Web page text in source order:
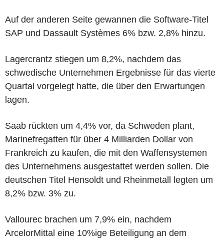
Auf der anderen Seite gewannen die Software-Titel
SAP und Dassault Systèmes 6% bzw. 2,8% hinzu.
Lagercrantz stiegen um 8,2%, nachdem das
schwedische Unternehmen Ergebnisse für das vierte
Quartal vorgelegt hatte, die über den Erwartungen
lagen.
Saab rückten um 4,4% vor, da Schweden plant,
Marinefregatten für über 4 Milliarden Dollar von
Frankreich zu kaufen, die mit den Waffensystemen
des Unternehmens ausgestattet werden sollen. Die
deutschen Titel Hensoldt und Rheinmetall legten um
8,2% bzw. 3% zu.
Vallourec brachen um 7,9% ein, nachdem
ArcelorMittal eine 10%ige Beteiligung an dem